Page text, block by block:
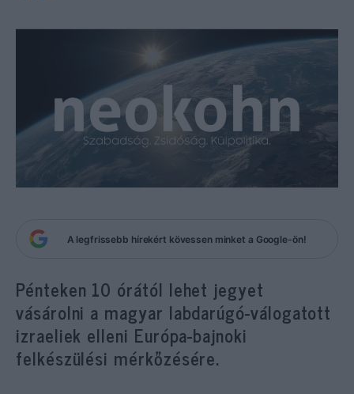
A legfrissebb hírekért kövessen minket a Google-ön!
Pénteken 10 órától lehet jegyet
vásárolni a magyar labdarúgó-válogatott
izraeliek elleni Európa-bajnoki
felkészülési mérkőzésére.